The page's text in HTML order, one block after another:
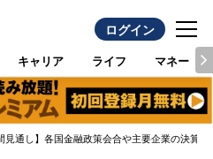
ログイン
キャリア ライフ マネー
見通し】各国金融政策会合や主要企業の決算